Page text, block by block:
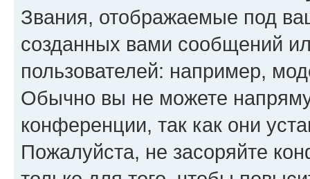
Звания, отображаемые под
созданных вами сообщений
пользователей: например,
Обычно вы не можете
конференции, так как они
Пожалуйста, не засоряйте